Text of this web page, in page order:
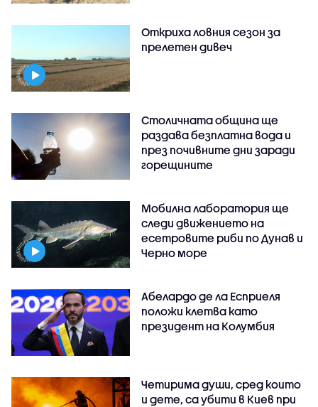
Откриха ловния сезон за
прелетен дивеч
Столичната община ще
раздава безплатна вода и
през почивните дни заради
горещините
Мобилна лаборатория ще
следи движението на
есетровите риби по Дунав и
Черно море
Абелардо де ла Есприеля
положи клетва като
президент на Колумбия
Четирима души, сред които
и дете, са убити в Киев при